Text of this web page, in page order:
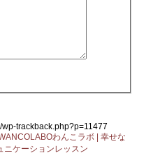
trackback.php?p=11477
わんこラボ | 幸せな
ニケーションレッスン